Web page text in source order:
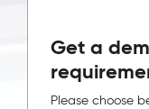
Get a
Please choose